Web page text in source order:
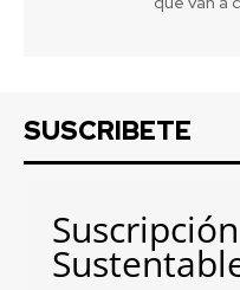
SUSCRIBETE